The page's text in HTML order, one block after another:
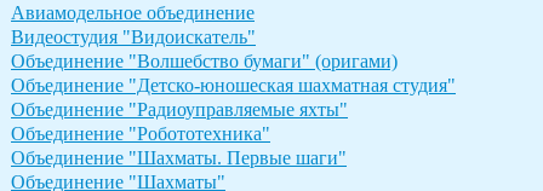
Авиамодельное объединение
Видеостудия "Видоискатель"
Объединение "Волшебство бумаги" (оригами)
Объединение "Детско-юношеская шахматная студия"
Объединение "Радиоуправляемые яхты"
Объединение "Робототехника"
Объединение "Шахматы. Первые шаги"
Объединение "Шахматы"